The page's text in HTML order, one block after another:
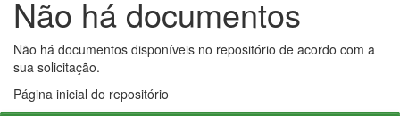
Não há documentos
Não há documentos disponíveis no repositório de acordo com a
sua solicitação.
Página inicial do repositório